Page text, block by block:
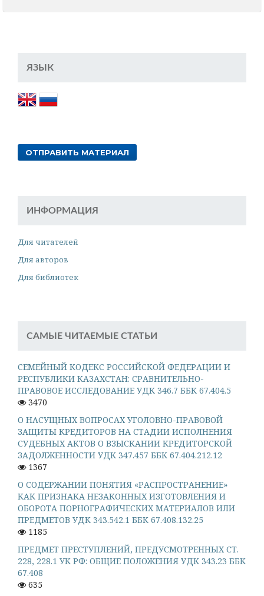
ЯЗЫК
ОТПРАВИТЬ МАТЕРИАЛ
ИНФОРМАЦИЯ
Для читателей
Для авторов
Для библиотек
САМЫЕ ЧИТАЕМЫЕ СТАТЬИ
СЕМЕЙНЫЙ КОДЕКС РОССИЙСКОЙ ФЕДЕРАЦИИ И
РЕСПУБЛИКИ КАЗАХСТАН: СРАВНИТЕЛЬНО-
ПРАВОВОЕ ИССЛЕДОВАНИЕ УДК 346.7 ББК 67.404.5
3470
О НАСУЩНЫХ ВОПРОСАХ УГОЛОВНО-ПРАВОВОЙ
ЗАЩИТЫ КРЕДИТОРОВ НА СТАДИИ ИСПОЛНЕНИЯ
СУДЕБНЫХ АКТОВ О ВЗЫСКАНИИ КРЕДИТОРСКОЙ
ЗАДОЛЖЕННОСТИ УДК 347.457 ББК 67.404.212.12
1367
О СОДЕРЖАНИИ ПОНЯТИЯ «РАСПРОСТРАНЕНИЕ»
КАК ПРИЗНАКА НЕЗАКОННЫХ ИЗГОТОВЛЕНИЯ И
ОБОРОТА ПОРНОГРАФИЧЕСКИХ МАТЕРИАЛОВ ИЛИ
ПРЕДМЕТОВ УДК 343.542.1 ББК 67.408.132.25
1185
ПРЕДМЕТ ПРЕСТУПЛЕНИЙ, ПРЕДУСМОТРЕННЫХ СТ.
228, 228.1 УК РФ: ОБЩИЕ ПОЛОЖЕНИЯ УДК 343.23 ББК
67.408
635